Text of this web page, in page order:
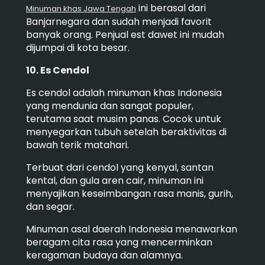
Minuman khas Jawa Tengah ini berasal dari
Banjarnegara dan sudah menjadi favorit
banyak orang. Penjual est dawet ini mudah
dijumpai di kota besar.
10. Es Cendol
Es cendol adalah minuman khas Indonesia
yang mendunia dan sangat populer,
terutama saat musim panas. Cocok untuk
menyegarkan tubuh setelah beraktivitas di
bawah terik matahari.
Terbuat dari cendol yang kenyal, santan
kental, dan gula aren cair, minuman ini
menyajikan keseimbangan rasa manis, gurih,
dan segar.
Minuman asal daerah Indonesia menawarkan
beragam cita rasa yang mencerminkan
keragaman budaya dan alamnya.